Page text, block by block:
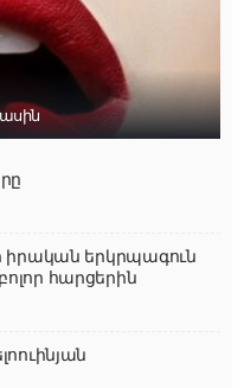
իրական երկրպագուն
հարցերին